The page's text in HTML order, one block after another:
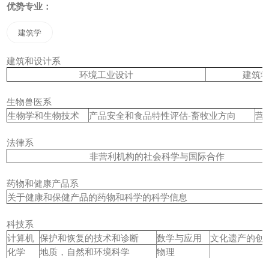
优势专业：
建筑学
建筑和设计系
环境工业设计
建筑
生物兽医系
生物学和生物技术
产品安全和食品特性评估-畜牧业方向 营
法律系
非营利机构的社会科学与国际合作
药物和健康产品系
关于健康和保健产品的药物和科学的科学信息
科技系
计算机 保护和恢复的技术和诊断 数学与应用
文化遗产的创
化学
地质，自然和环境科学 物理